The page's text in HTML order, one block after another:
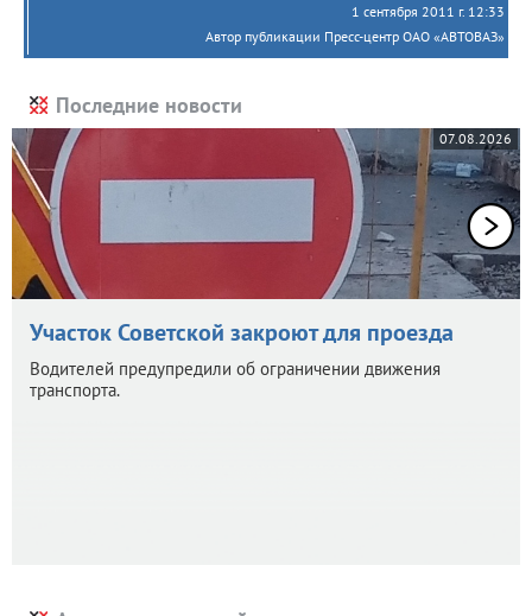
1 сентября 2011 г. 12:33
Автор публикации Пресс-центр ОАО «АВТОВАЗ»
Последние новости
07.08.2026
Участок Советской закроют для проезда
Водителей предупредили об ограничении движения
транспорта.